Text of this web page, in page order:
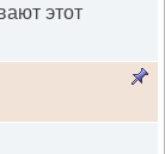
этот